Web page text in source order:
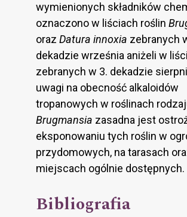
wymienionych składników
oznaczono w liściach roślin
oraz Datura innoxia zebranych
dekadzie września aniżeli w
zebranych w 3. dekadzie
uwagi na obecność alkaloidów
tropanowych w roślinach
Brugmansia zasadna jest
eksponowaniu tych roślin w
przydomowych, na tarasach
miejscach ogólnie dostępnych.
Bibliografia